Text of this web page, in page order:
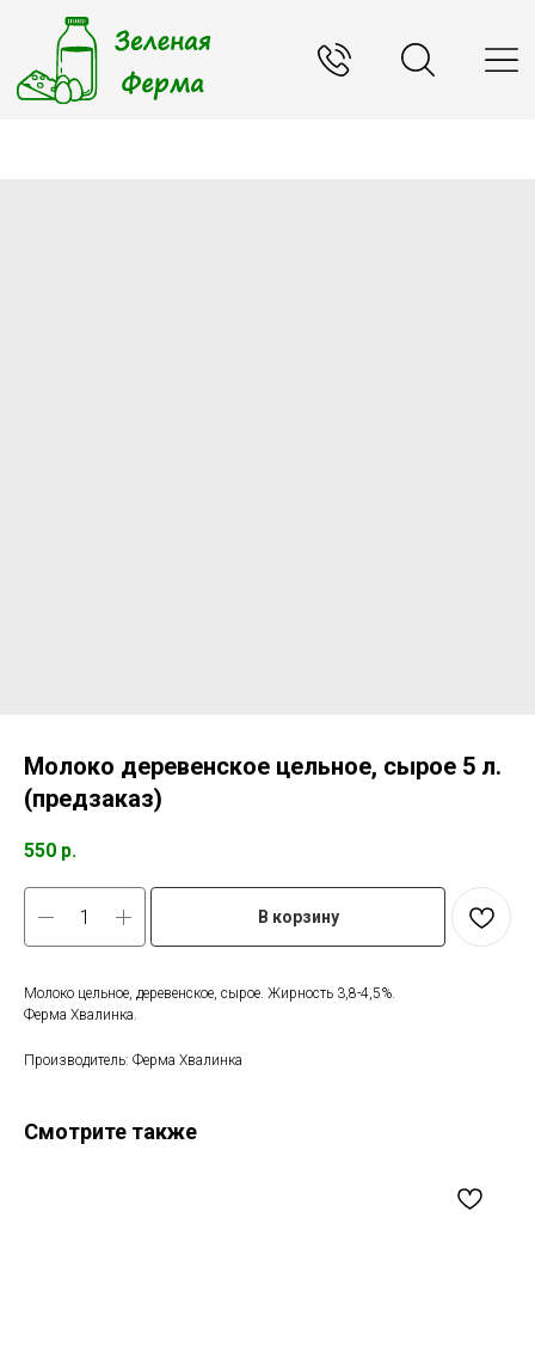
Молоко деревенское цельное, сырое 5 л.
(предзаказ)
550 р.
В корзину
Молоко цельное, деревенское, сырое. Жирность 3,8-4,5%.
Ферма Хвалинка.
Производитель: Ферма Хвалинка
Смотрите также